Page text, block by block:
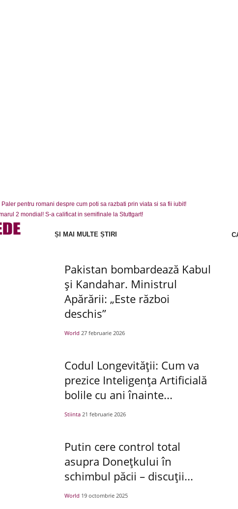
pentru romani despre cum poti sa razbati prin viata si sa fii iubit!
2 mondial! S-a calificat in semifinale la Stuttgart!
ȘI MAI MULTE ȘTIRI
Pakistan bombardează Kabul
și Kandahar. Ministrul
Apărării: „Este război
deschis”
World 27 februarie 2026
Codul Longevității: Cum va
prezice Inteligența Artificială
bolile cu ani înainte...
Stiinta 21 februarie 2026
Putin cere control total
asupra Donețkului în
schimbul păcii – discuții...
World 19 octombrie 2025